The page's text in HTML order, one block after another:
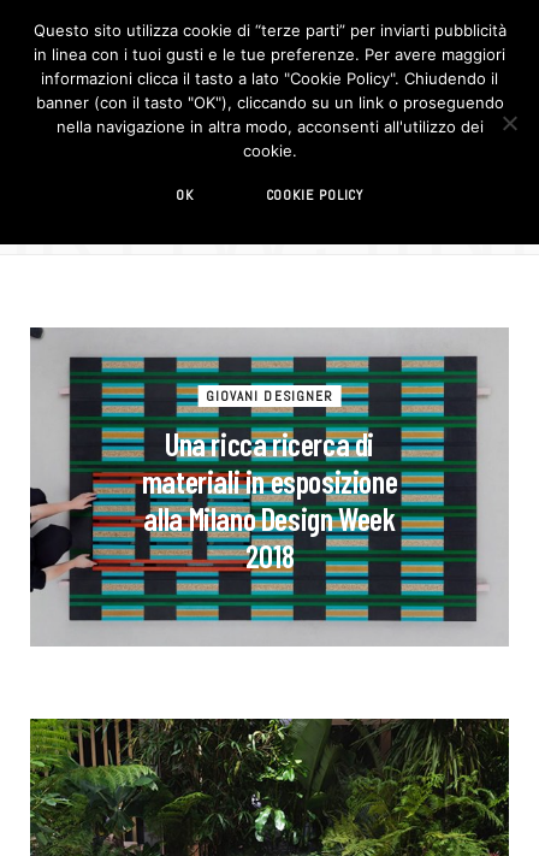
F
c
e
b
o
I
n
s
t
colori
GIOVANI DESIGNER
Una ricca ricerca di
materiali in esposizione
alla Milano Design Week
2018
Questo sito utilizza cookie di “terze parti” per inviarti pubblicità
in linea con i tuoi gusti e le tue preferenze. Per avere maggiori
informazioni clicca il tasto a lato "Cookie Policy". Chiudendo il
banner (con il tasto "OK"), cliccando su un link o proseguendo
nella navigazione in altra modo, acconsenti all'utilizzo dei
cookie.
OK COOKIE POLICY